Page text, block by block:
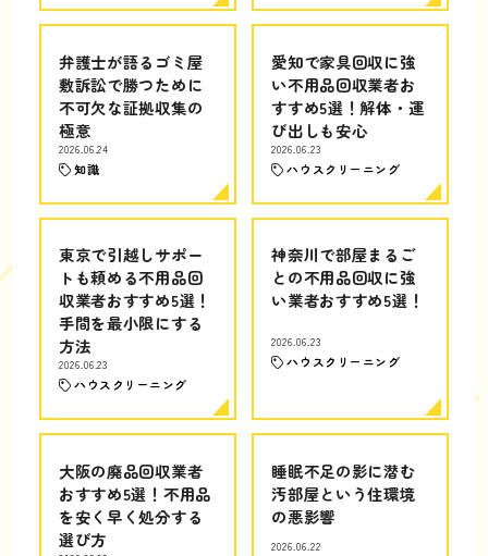
弁護士が語るゴミ屋
敷訴訟で勝つために
不可欠な証拠収集の
極意
2026.06.24
知識
愛知で家具回収に強
い不用品回収業者お
すすめ5選！解体・運
び出しも安心
2026.06.23
ハウスクリーニング
東京で引越しサポー
トも頼める不用品回
収業者おすすめ5選！
手間を最小限にする
方法
2026.06.23
ハウスクリーニング
神奈川で部屋まるご
との不用品回収に強
い業者おすすめ5選！
2026.06.23
ハウスクリーニング
大阪の廃品回収業者
おすすめ5選！不用品
を安く早く処分する
選び方
睡眠不足の影に潜む
汚部屋という住環境
の悪影響
2026.06.22